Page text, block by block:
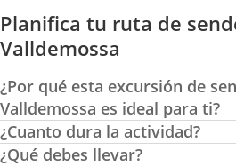
Planifica tu ruta de
Valldemossa
¿Por qué esta excursión de
Valldemossa es ideal para ti?
¿Cuanto dura la actividad?
¿Qué debes llevar?